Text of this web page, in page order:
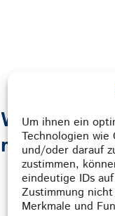
Um ihnen ein
Technologien wie
und/oder darauf
zustimmen,
eindeutige IDs
Zustimmung
Merkmale und
Weil wir
mehr